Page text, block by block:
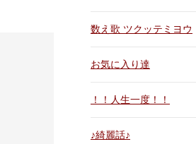
数え歌 ツクッテミヨウ
お気に入り達
！！人生一度！！
♪綺麗話♪